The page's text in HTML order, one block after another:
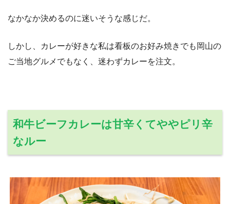
なかなか決めるのに迷いそうな感じだ。
しかし、カレーが好きな私は看板のお好み焼きでも岡山の
ご当地グルメでもなく、迷わずカレーを注文。
和牛ビーフカレーは甘辛くてややピリ辛
なルー